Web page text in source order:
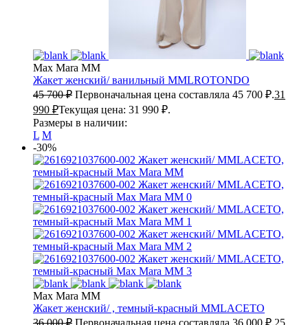
Max Mara MM
Жакет женский/ ванильный MMLROTONDO
45 700₽ Первоначальная цена составляла 45 700 ₽.31
990 ₽Текущая цена: 31 990 ₽.
Размеры в наличии:
L M
-30%
Max Mara MM
Жакет женский/ , темный-красный MMLACETO
36 000₽ Первоначальная цена составляла 36 000 ₽.25